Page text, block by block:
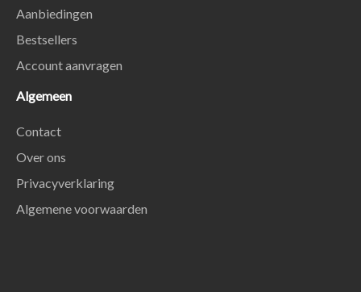
Aanbiedingen
Bestsellers
Account aanvragen
Algemeen
Contact
Over ons
Privacyverklaring
Algemene voorwaarden